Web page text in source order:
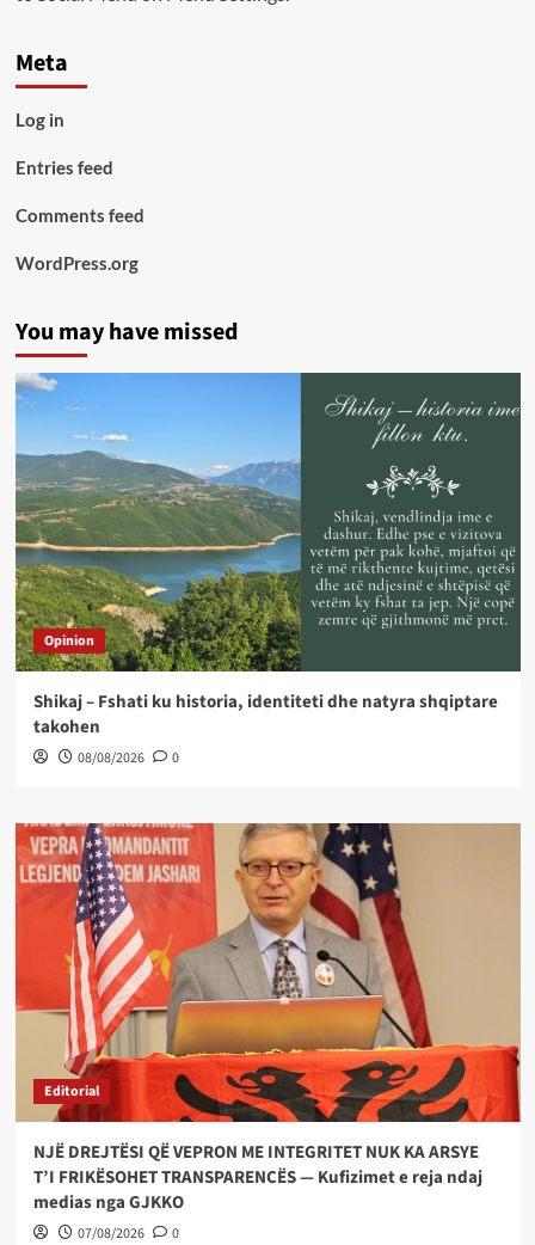
Meta
Log in
Entries feed
Comments feed
WordPress.org
You may have missed
Opinion
Shikaj – Fshati ku historia, identiteti dhe natyra shqiptare
takohen
08/08/2026 0
Editorial
NJË DREJTËSI QË VEPRON ME INTEGRITET NUK KA ARSYE
T’I FRIKËSOHET TRANSPARENCËS — Kufizimet e reja ndaj
medias nga GJKKO
07/08/2026 0